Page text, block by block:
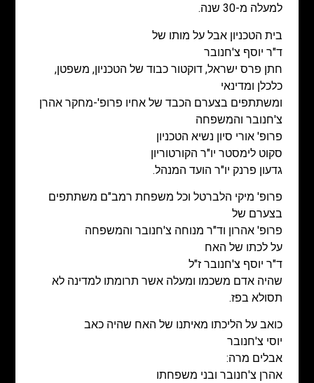
למעלה מ-30 שנה.
בית הטכניון אבל על מותו של
ד"ר יוסף צ'חנובר
חתן פרס ישראל, דוקטור כבוד של הטכניון, משפטן,
כלכלן ומדינאי
ומשתתפים בצערם הכבד של אחיו פרופ'-מחקר אהרן
צ'חנובר והמשפחה
פרופ' אורי סיון נשיא הטכניון
סקוט לימסטר יו"ר הקורטוריון
גדעון פרנק יו"ר הועד המנהל.
פרופ' מיקי הלברטל וכל משפחת רמב"ם משתתפים
בצערם של
פרופ' אהרון וד"ר מנוחה צ'חנובר והמשפחה
על לכתו של האח
ד"ר יוסף צ'חנובר ז"ל
שהיה אדם משכמו ומעלה אשר תרומתו למדינה לא
תסולא בפז.
כואב על הליכתו מאיתנו של האח שהיה כאב
יוסי צ'חנובר
אבלים מרה:
אהרן צ'חנובר ובני משפחתו